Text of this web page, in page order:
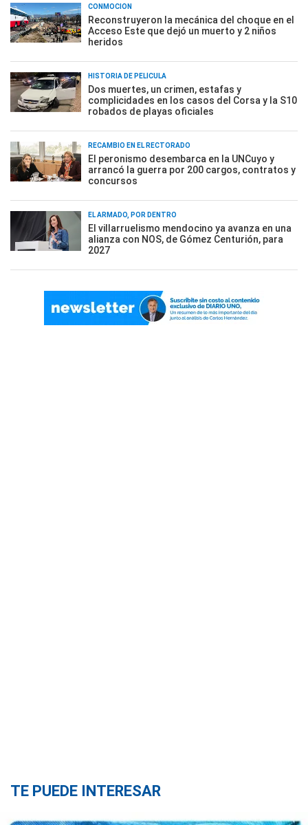
CONMOCIÓN
Reconstruyeron la mecánica del choque en el
Acceso Este que dejó un muerto y 2 niños
heridos
HISTORIA DE PELÍCULA
Dos muertes, un crimen, estafas y
complicidades en los casos del Corsa y la S10
robados de playas oficiales
RECAMBIO EN EL RECTORADO
El peronismo desembarca en la UNCuyo y
arrancó la guerra por 200 cargos, contratos y
concursos
EL ARMADO, POR DENTRO
El villarruelismo mendocino ya avanza en una
alianza con NOS, de Gómez Centurión, para
2027
TE PUEDE INTERESAR